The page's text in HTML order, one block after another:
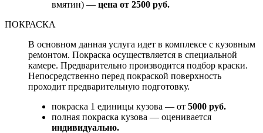
вмятин) — цена от 2500 руб.
ПОКРАСКА
В основном данная услуга идет в комплексе с кузовным
ремонтом. Покраска осуществляется в специальной
камере. Предварительно производится подбор краски.
Непосредственно перед покраской поверхность
проходит предварительную подготовку.
покраска 1 единицы кузова — от 5000 руб.
полная покраска кузова — оценивается
индивидуально.